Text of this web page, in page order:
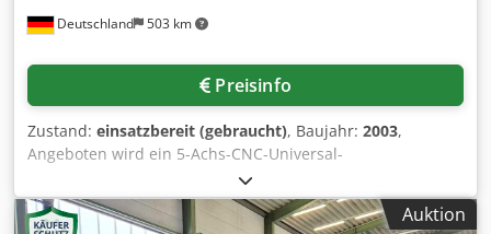
Deutschland 503 km
Preisinfo
Zustand: einsatzbereit (gebraucht), Baujahr: 2003,
Angeboten wird ein 5-Achs-CNC-Universal-
Bearbeitungszentrum von Deckel Maho inklusive einer
Interlit-Kompaktfilteranlage für die
Kühlschmierstoffversorgung. 1) 5-Achs-CNC-Universal-Auktion